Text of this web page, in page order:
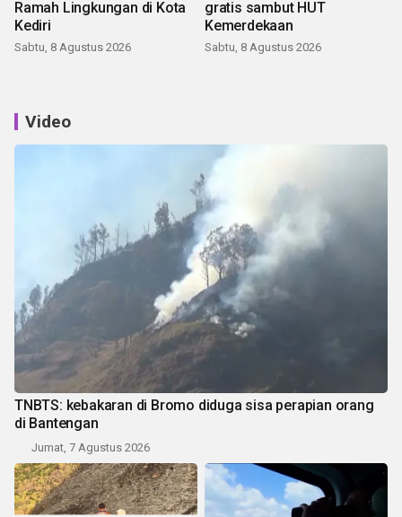
Ramah Lingkungan di Kota
Kediri
Sabtu, 8 Agustus 2026
gratis sambut HUT
Kemerdekaan
Sabtu, 8 Agustus 2026
Video
TNBTS: kebakaran di Bromo diduga sisa perapian orang
di Bantengan
Jumat, 7 Agustus 2026